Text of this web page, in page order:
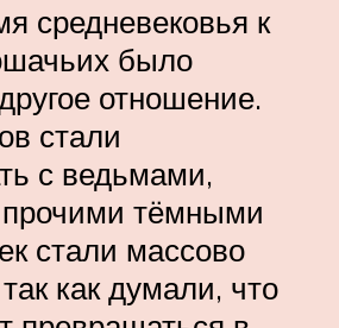
средневековья к
было
отношение.
стали
с ведьмами,
тёмными
стали массово
как думали, что